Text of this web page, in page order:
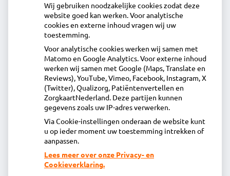
Acdapha Apotheek Volendam
Herculeslaan 1, 1131MR Volendam
0299-363480
info@apotheekvolendam.nl
Inschrijven
Centrale administratie
Heeft u vragen of opmerkingen over uw
Wij gebruiken noodzakelijke cookies zodat deze
website goed kan werken. Voor analytische
cookies en externe inhoud vragen wij uw
toestemming.
Voor analytische cookies werken wij samen met
Matomo en Google Analytics. Voor externe inhoud
werken wij samen met Google (Maps, Translate en
Reviews), YouTube, Vimeo, Facebook, Instagram, X
(Twitter), Qualizorg, Patiëntenvertellen en
ZorgkaartNederland. Deze partijen kunnen
gegevens zoals uw IP-adres verwerken.
Via Cookie-instellingen onderaan de website kunt
u op ieder moment uw toestemming intrekken of
aanpassen.
Lees meer over onze Privacy- en
Cookieverklaring.